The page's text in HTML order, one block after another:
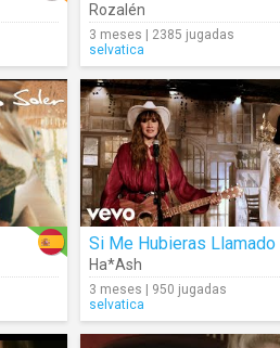
Rozalén
3 meses | 2385 jugadas
selvatica
Ha*Ash
3 meses | 950 jugadas
selvatica